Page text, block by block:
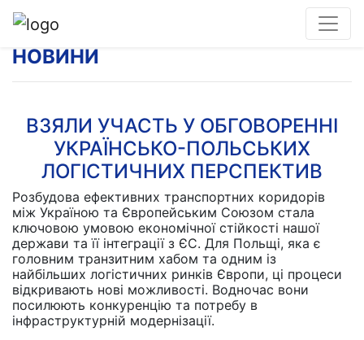
НОВИНИ
ВЗЯЛИ УЧАСТЬ У ОБГОВОРЕННІ
УКРАЇНСЬКО-ПОЛЬСЬКИХ
ЛОГІСТИЧНИХ ПЕРСПЕКТИВ
Розбудова ефективних транспортних коридорів
між Україною та Європейським Союзом стала
ключовою умовою економічної стійкості нашої
держави та її інтеграції з ЄС. Для Польщі, яка є
головним транзитним хабом та одним із
найбільших логістичних ринків Європи, ці процеси
відкривають нові можливості. Водночас вони
посилюють конкуренцію та потребу в
інфраструктурній модернізації.